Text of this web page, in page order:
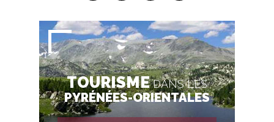
TOURISMEDANS LES
PYRÉNÉES-ORIENTALES